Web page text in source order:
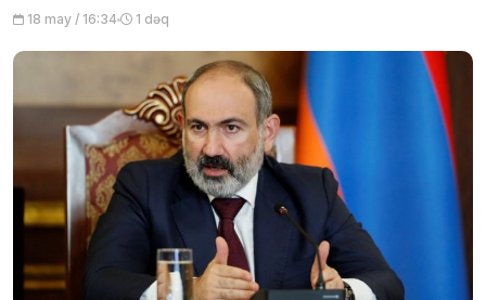
18 may / 16:34 1 dəq